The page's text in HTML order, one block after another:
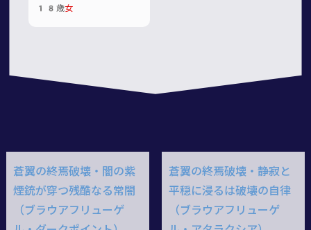
18歳女
蒼翼の終焉破壊・闇の紫
煙銃が穿つ残酷なる常闇
（ブラウアフリューゲ
蒼翼の終焉破壊・静寂と
平穏に浸るは破壊の自律
（ブラウアフリューゲ